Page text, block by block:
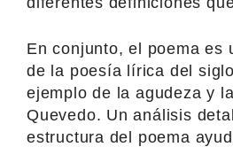
En conjunto, el poema es
de la poesía lírica del
ejemplo de la agudeza y
Quevedo. Un análisis
estructura del poema